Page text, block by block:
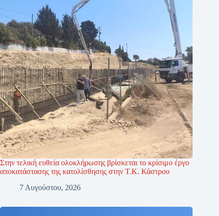
Στην τελική ευθεία ολοκλήρωσης βρίσκεται το κρίσιμο έργο
αποκατάστασης της κατολίσθησης στην Τ.Κ. Κάστρου
7 Αυγούστου, 2026